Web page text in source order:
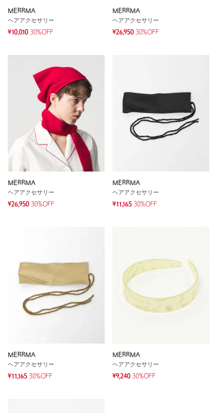
MERRMA
ヘアアクセサリー
¥10,010 30%OFF
MERRMA
ヘアアクセサリー
¥26,950 30%OFF
MERRMA
ヘアアクセサリー
¥26,950 30%OFF
MERRMA
ヘアアクセサリー
¥11,165 30%OFF
MERRMA
ヘアアクセサリー
¥11,165 30%OFF
MERRMA
ヘアアクセサリー
¥9,240 30%OFF